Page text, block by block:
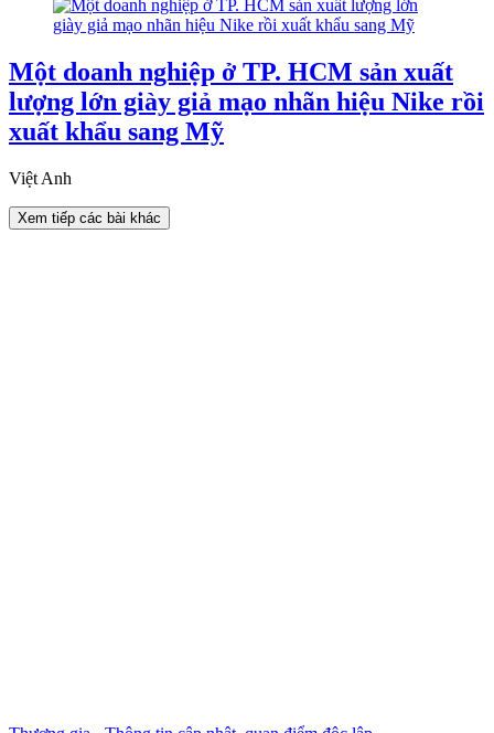
Một doanh nghiệp ở TP. HCM sản xuất
lượng lớn giày giả mạo nhãn hiệu Nike rồi
xuất khẩu sang Mỹ
Việt Anh
Xem tiếp các bài khác